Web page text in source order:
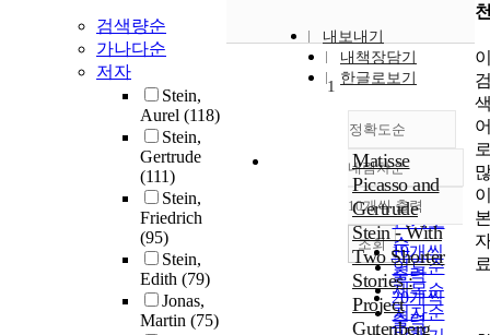
검색량순
가나다순
저자
Stein,
Aurel (118)
Stein,
Gertrude
(111)
Stein,
Friedrich
(95)
Stein,
Edith (79)
Jonas,
Martin (75)
내보내기
내책장담기
한글로보기
정확도순
정확도
순
인기도
순
연도순
제목순
저자순
내림차순
내림차순
10개씩 출력
10개씩
출력
20개씩
출력
조회
1
Matisse
Picasso and
Gertrude
Stein - With
Two Shorter
Stories :
Project
Gutenberg